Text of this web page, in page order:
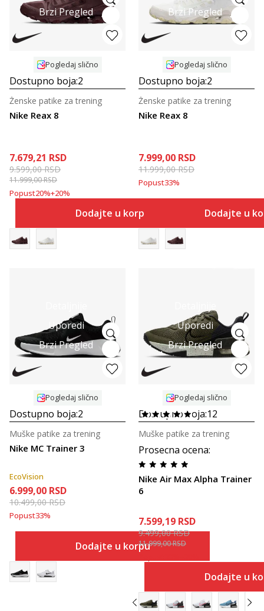
Brzi Pregled
Pogledaj slično
Dostupno boja:2
Nike Reax 8
Ženske patike za trening
7.679,21 RSD
9.599,00RSD
11.999,00RSD
Popust20%+20%
Dodajte u korpu
Brzi Pregled
Pogledaj slično
Dostupno boja:2
Nike Reax 8
Ženske patike za trening
7.999,00 RSD
11.999,00RSD
Popust33%
Dodajte u
Uporedi
Brzi Pregled
Pogledaj slično
Dostupno boja:2
Nike MC Trainer 3
Muške patike za trening
EcoVision
6.999,00 RSD
10.499,00RSD
Popust33%
Dodajte u korpu
Uporedi
Brzi Pregled
Pogledaj slično
Dostupno boja:12
Prosecna ocena:
Nike Air Max Alpha Trainer
6
Muške patike za trening
7.599,19 RSD
9.499,00RSD
11.999,00RSD
Dodajte u